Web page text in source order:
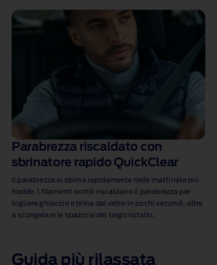
Parabrezza riscaldato con
sbrinatore rapido QuickClear
Il parabrezza si sbrina rapidamente nelle mattinate più
fredde. I filamenti sottili riscaldano il parabrezza per
togliere ghiaccio e brina dal vetro in pochi secondi, oltre
a scongelare le spazzole del tergicristallo.
Guida più rilassata